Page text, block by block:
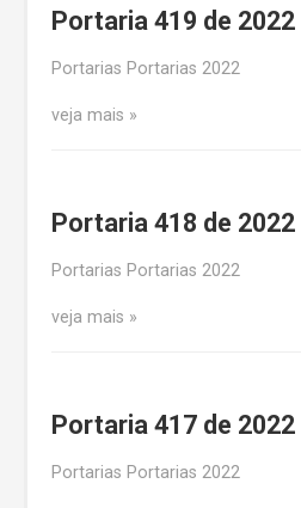
Portaria 419 de 2022
Portarias Portarias 2022
veja mais
Portaria 418 de 2022
Portarias Portarias 2022
veja mais
Portaria 417 de 2022
Portarias Portarias 2022